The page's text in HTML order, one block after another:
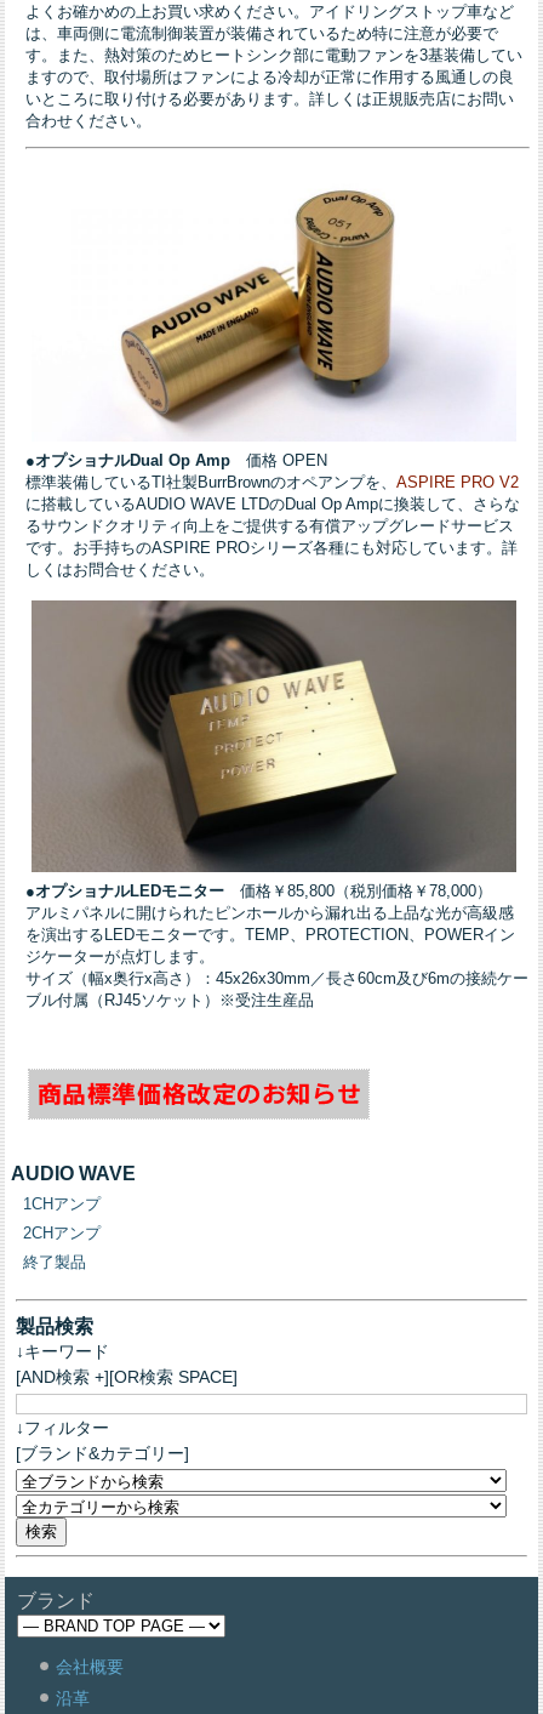
よくお確かめの上お買い求めください。アイドリングストップ車など
は、車両側に電流制御装置が装備されているため特に注意が必要で
す。また、熱対策のためヒートシンク部に電動ファンを3基装備してい
ますので、取付場所はファンによる冷却が正常に作用する風通しの良
いところに取り付ける必要があります。詳しくは正規販売店にお問い
合わせください。
●オプショナルDual Op Amp価格 OPEN
標準装備しているTI社製BurrBrownのオペアンプを、ASPIRE PRO V2
に搭載しているAUDIO WAVE LTDのDual Op Ampに換装して、さらな
るサウンドクオリティ向上をご提供する有償アップグレードサービス
です。お手持ちのASPIRE PROシリーズ各種にも対応しています。詳
しくはお問合せください。
●オプショナルLEDモニター 価格￥85,800（税別価格￥78,000）
アルミパネルに開けられたピンホールから漏れ出る上品な光が高級感
を演出するLEDモニターです。TEMP、PROTECTION、POWERイン
ジケーターが点灯します。
サイズ（幅x奥行x高さ）：45x26x30mm／長さ60cm及び6mの接続ケー
ブル付属（RJ45ソケット）※受注生産品
AUDIO WAVE
1CHアンプ
2CHアンプ
終了製品
製品検索
↓キーワード
[AND検索 +][OR検索 SPACE]
↓フィルター
[ブランド&カテゴリー]
ブランド
会社概要
沿革